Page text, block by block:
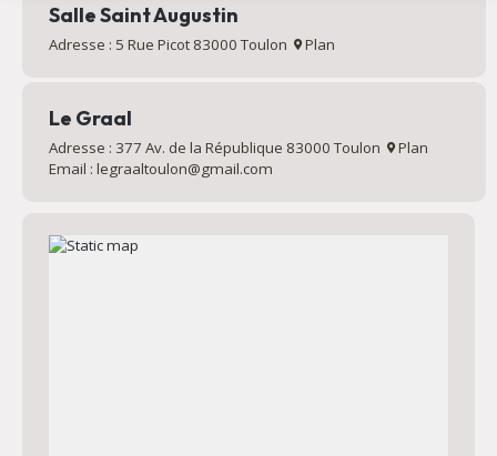
Salle Saint Augustin
Adresse : 5 Rue Picot 83000 Toulon Plan
Le Graal
Adresse : 377 Av. de la République 83000 Toulon
Plan
Email : legraaltoulon@gmail.com